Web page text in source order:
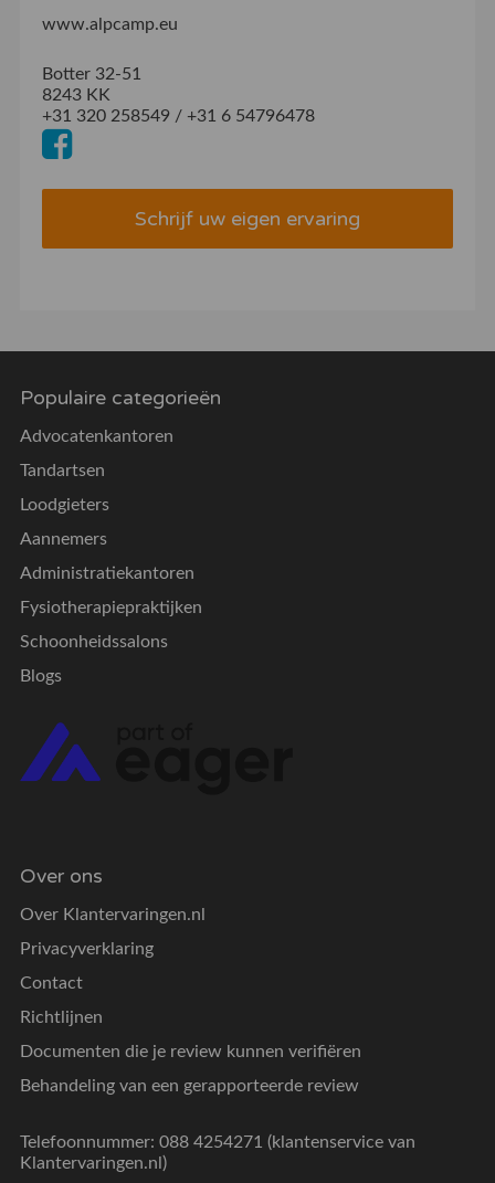
www.alpcamp.eu
Botter 32-51
8243 KK
+31 320 258549 / +31 6 54796478
Schrijf uw eigen ervaring
Populaire categorieën
Advocatenkantoren
Tandartsen
Loodgieters
Aannemers
Administratiekantoren
Fysiotherapiepraktijken
Schoonheidssalons
Blogs
Over ons
Over Klantervaringen.nl
Privacyverklaring
Contact
Richtlijnen
Documenten die je review kunnen verifiëren
Behandeling van een gerapporteerde review
Telefoonnummer: 088 4254271 (klantenservice van
Klantervaringen.nl)